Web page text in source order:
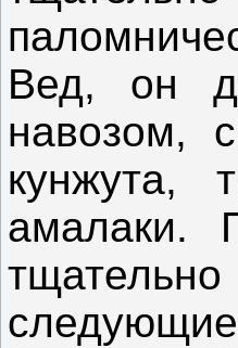
Вед, он
навозом,
кунжута,
амалаки.